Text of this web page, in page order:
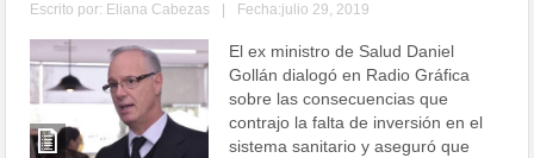
Escrito por: Eliana Cabezas Fecha:julio 29, 2019
El ex ministro de Salud Daniel
Gollán dialogó en Radio Gráfica
sobre las consecuencias que
contrajo la falta de inversión en el
sistema sanitario y aseguró que